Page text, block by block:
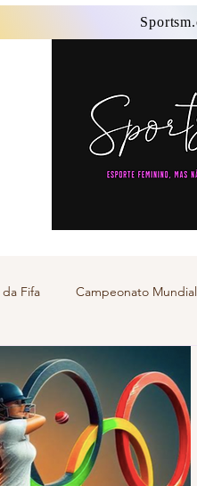
Fifa Campeonato
Esporte Transgênero
de Natação Paralímpica